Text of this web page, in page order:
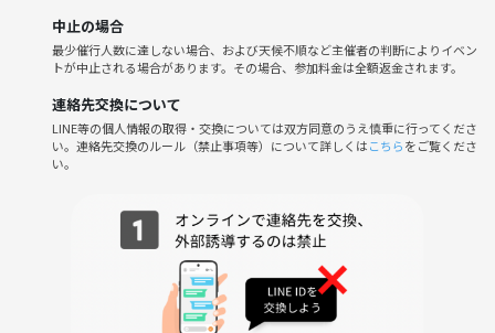
禁止事項：ビジネス、宗教などの勧誘、ナンパ、連絡なしのドタキャ
ン、イベント直前のキャンセル、他サークルの宣伝など迷惑のかかる行
為はご遠慮ください。つなげーとに報告し今後の参加が不可能になりま
す。場合によっては法的措置の対象になることがあります。
中止の場合
最少催行人数に達しない場合、および天候不順など主催者の判断によりイベン
トが中止される場合があります。その場合、参加料金は全額返金されます。
連絡先交換について
LINE等の個人情報の取得・交換については双方同意のうえ慎重に行ってくださ
い。連絡先交換のルール（禁止事項等）について詳しくはこちらをご覧くださ
い。